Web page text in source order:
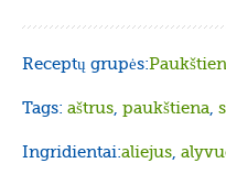
Receptų grupės:
Tags: aštrus, paukštiena,
Ingridientai:aliejus,